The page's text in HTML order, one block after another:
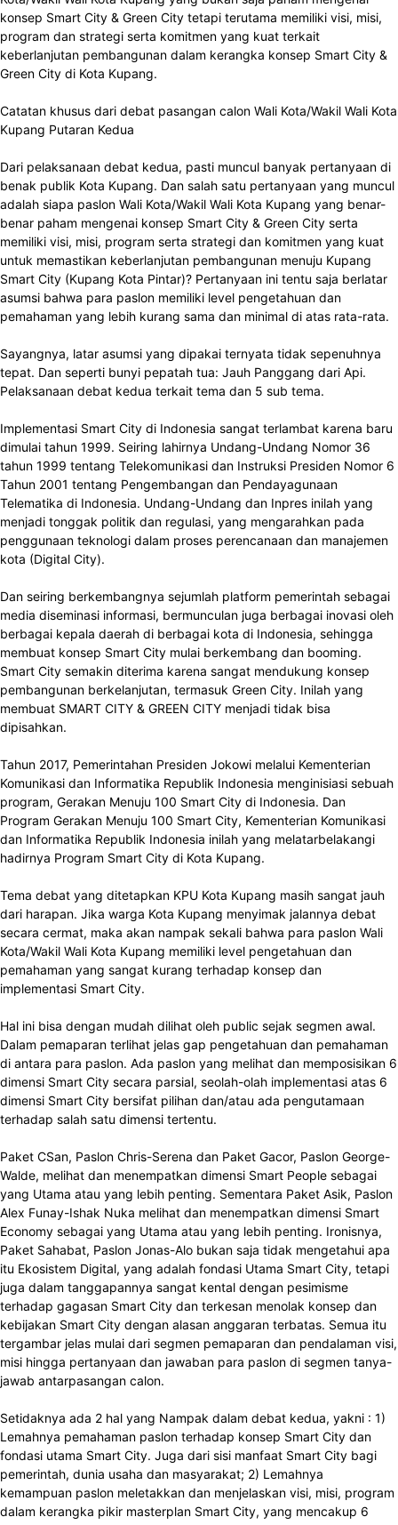
konsep Smart City & Green City tetapi terutama memiliki visi, misi,
program dan strategi serta komitmen yang kuat terkait
keberlanjutan pembangunan dalam kerangka konsep Smart City &
Green City di Kota Kupang.
Catatan khusus dari debat pasangan calon Wali Kota/Wakil Wali Kota
Kupang Putaran Kedua
Dari pelaksanaan debat kedua, pasti muncul banyak pertanyaan di
benak publik Kota Kupang. Dan salah satu pertanyaan yang muncul
adalah siapa paslon Wali Kota/Wakil Wali Kota Kupang yang benar-
benar paham mengenai konsep Smart City & Green City serta
memiliki visi, misi, program serta strategi dan komitmen yang kuat
untuk memastikan keberlanjutan pembangunan menuju Kupang
Smart City (Kupang Kota Pintar)? Pertanyaan ini tentu saja berlatar
asumsi bahwa para paslon memiliki level pengetahuan dan
pemahaman yang lebih kurang sama dan minimal di atas rata-rata.
Sayangnya, latar asumsi yang dipakai ternyata tidak sepenuhnya
tepat. Dan seperti bunyi pepatah tua: Jauh Panggang dari Api.
Pelaksanaan debat kedua terkait tema dan 5 sub tema.
Implementasi Smart City di Indonesia sangat terlambat karena baru
dimulai tahun 1999. Seiring lahirnya Undang-Undang Nomor 36
tahun 1999 tentang Telekomunikasi dan Instruksi Presiden Nomor 6
Tahun 2001 tentang Pengembangan dan Pendayagunaan
Telematika di Indonesia. Undang-Undang dan Inpres inilah yang
menjadi tonggak politik dan regulasi, yang mengarahkan pada
penggunaan teknologi dalam proses perencanaan dan manajemen
kota (Digital City).
Dan seiring berkembangnya sejumlah platform pemerintah sebagai
media diseminasi informasi, bermunculan juga berbagai inovasi oleh
berbagai kepala daerah di berbagai kota di Indonesia, sehingga
membuat konsep Smart City mulai berkembang dan booming.
Smart City semakin diterima karena sangat mendukung konsep
pembangunan berkelanjutan, termasuk Green City. Inilah yang
membuat SMART CITY & GREEN CITY menjadi tidak bisa
dipisahkan.
Tahun 2017, Pemerintahan Presiden Jokowi melalui Kementerian
Komunikasi dan Informatika Republik Indonesia menginisiasi sebuah
program, Gerakan Menuju 100 Smart City di Indonesia. Dan
Program Gerakan Menuju 100 Smart City, Kementerian Komunikasi
dan Informatika Republik Indonesia inilah yang melatarbelakangi
hadirnya Program Smart City di Kota Kupang.
Tema debat yang ditetapkan KPU Kota Kupang masih sangat jauh
dari harapan. Jika warga Kota Kupang menyimak jalannya debat
secara cermat, maka akan nampak sekali bahwa para paslon Wali
Kota/Wakil Wali Kota Kupang memiliki level pengetahuan dan
pemahaman yang sangat kurang terhadap konsep dan
implementasi Smart City.
Hal ini bisa dengan mudah dilihat oleh public sejak segmen awal.
Dalam pemaparan terlihat jelas gap pengetahuan dan pemahaman
di antara para paslon. Ada paslon yang melihat dan memposisikan 6
dimensi Smart City secara parsial, seolah-olah implementasi atas 6
dimensi Smart City bersifat pilihan dan/atau ada pengutamaan
terhadap salah satu dimensi tertentu.
Paket CSan, Paslon Chris-Serena dan Paket Gacor, Paslon George-
Walde, melihat dan menempatkan dimensi Smart People sebagai
yang Utama atau yang lebih penting. Sementara Paket Asik, Paslon
Alex Funay-Ishak Nuka melihat dan menempatkan dimensi Smart
Economy sebagai yang Utama atau yang lebih penting. Ironisnya,
Paket Sahabat, Paslon Jonas-Alo bukan saja tidak mengetahui apa
itu Ekosistem Digital, yang adalah fondasi Utama Smart City, tetapi
juga dalam tanggapannya sangat kental dengan pesimisme
terhadap gagasan Smart City dan terkesan menolak konsep dan
kebijakan Smart City dengan alasan anggaran terbatas. Semua itu
tergambar jelas mulai dari segmen pemaparan dan pendalaman visi,
misi hingga pertanyaan dan jawaban para paslon di segmen tanya-
jawab antarpasangan calon.
Setidaknya ada 2 hal yang Nampak dalam debat kedua, yakni : 1)
Lemahnya pemahaman paslon terhadap konsep Smart City dan
fondasi utama Smart City. Juga dari sisi manfaat Smart City bagi
pemerintah, dunia usaha dan masyarakat; 2) Lemahnya
kemampuan paslon meletakkan dan menjelaskan visi, misi, program
dalam kerangka pikir masterplan Smart City, yang mencakup 6